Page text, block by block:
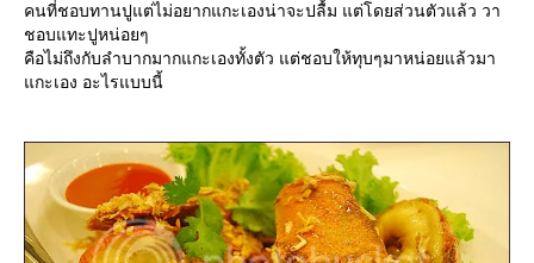
คนที่ชอบทานปูแต่ไม่อยากแกะเองน่าจะปลื้ม แต่โดยส่วนตัวแล้ว วา
ชอบแทะปูหน่อยๆ
คือไม่ถึงกับลำบากมากแกะเองทั้งตัว แต่ชอบให้ทุบๆมาหน่อยแล้วมา
กะเอง อะไรแบบนี้